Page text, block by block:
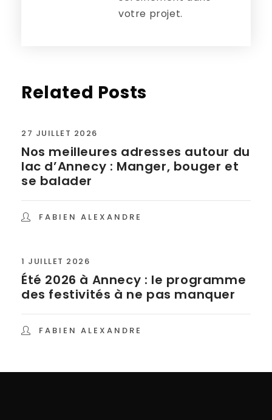
votre projet.
Related Posts
27 JUILLET 2026
Nos meilleures adresses autour du
lac d’Annecy : Manger, bouger et
se balader
FABIEN ALEXANDRE
1 JUILLET 2026
Été 2026 à Annecy : le programme
des festivités à ne pas manquer
FABIEN ALEXANDRE